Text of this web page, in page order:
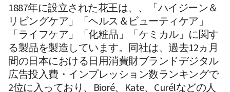
1887年に設立された花王は、、「ハイジーン＆
リビングケア」「ヘルス＆ビューティケア」
「ライフケア」「化粧品」「ケミカル」に関す
る製品を製造しています。同社は、過去12ヵ月
間の日本における日用消費財ブランドデジタル
広告投入費・インプレッション数ランキングで
2位に入っており、Bioré、Kate、Curélなどの人